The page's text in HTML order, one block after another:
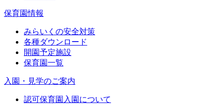
保育園情報
みらいくの安全対策
各種ダウンロード
開園予定施設
保育園一覧
入園・見学のご案内
認可保育園入園について